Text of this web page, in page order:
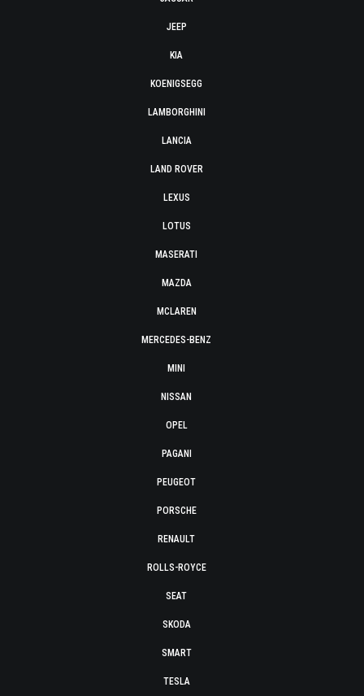
JEEP
KIA
KOENIGSEGG
LAMBORGHINI
LANCIA
LAND ROVER
LEXUS
LOTUS
MASERATI
MAZDA
MCLAREN
MERCEDES-BENZ
MINI
NISSAN
OPEL
PAGANI
PEUGEOT
PORSCHE
RENAULT
ROLLS-ROYCE
SEAT
SKODA
SMART
TESLA